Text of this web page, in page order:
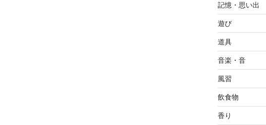
記憶・思い出
遊び
道具
音楽・音
風習
飲食物
香り